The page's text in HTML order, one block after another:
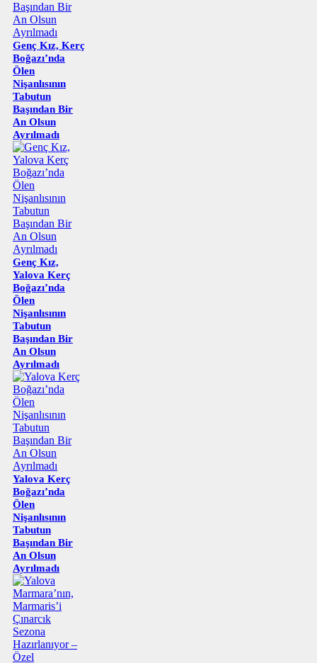
Genç Kız, Kerç
Boğazı’nda
Ölen
Nişanlısının
Tabutun
Başından Bir
An Olsun
Ayrılmadı
Genç Kız,
Yalova Kerç
Boğazı’nda
Ölen
Nişanlısının
Tabutun
Başından Bir
An Olsun
Ayrılmadı
Yalova Kerç
Boğazı’nda
Ölen
Nişanlısının
Tabutun
Başından Bir
An Olsun
Ayrılmadı